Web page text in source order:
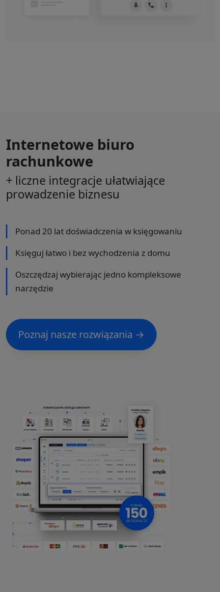
Internetowe biuro
rachunkowe
+ liczne integracje ułatwiające
prowadzenie biznesu
Ponad 20 lat doświadczenia w księgowaniu
Księguj łatwo i bez wychodzenia z domu
Oszczędzaj wybierając jedno kompleksowe
narzędzie
Poznaj nasze rozwiązania →